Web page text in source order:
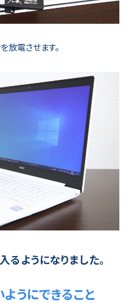
放電させます。
ようになりました。
うにできること